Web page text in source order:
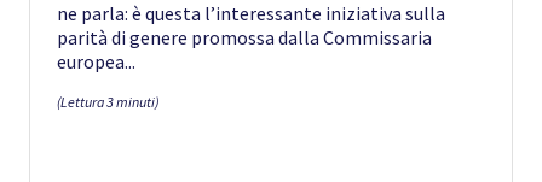
ne parla: è questa l’interessante iniziativa sulla
parità di genere promossa dalla Commissaria
europea...
(Lettura 3 minuti)